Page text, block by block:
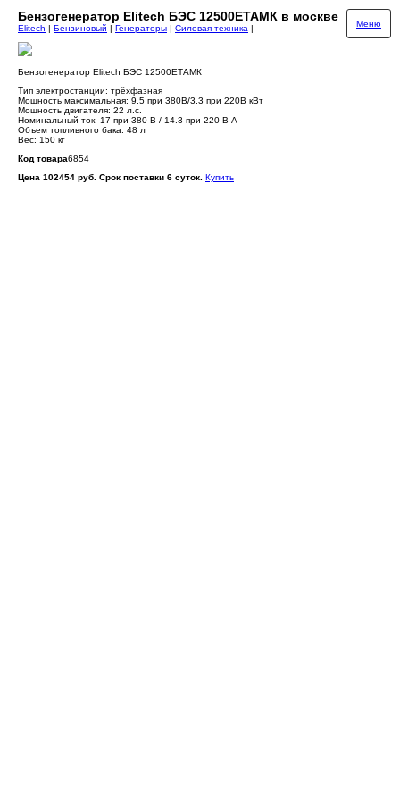
Бензогенератор Elitech БЭС 12500ЕТАМК в москве
Меню
Elitech | Бензиновый | Генераторы | Силовая техника |
Бензогенератор Elitech БЭС 12500ЕТАМК
Тип электростанции: трёхфазная
Мощность максимальная: 9.5 при 380В/3.3 при 220В кВт
Мощность двигателя: 22 л.с.
Номинальный ток: 17 при 380 В / 14.3 при 220 В А
Объем топливного бака: 48 л
Вес: 150 кг
Код товара6854
Цена 102454 руб. Срок поставки 6 суток. Купить